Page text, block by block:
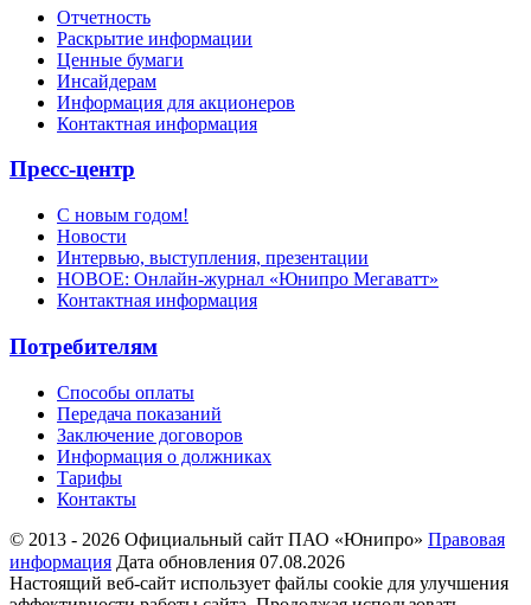
Отчетность
Раскрытие информации
Ценные бумаги
Инсайдерам
Информация для акционеров
Контактная информация
Пресс-центр
С новым годом!
Новости
Интервью, выступления, презентации
НОВОЕ: Онлайн-журнал «Юнипро Мегаватт»
Контактная информация
Потребителям
Способы оплаты
Передача показаний
Заключение договоров
Информация о должниках
Тарифы
Контакты
© 2013 - 2026 Официальный сайт ПАО «Юнипро» Правовая
информация Дата обновления 07.08.2026
Настоящий веб-сайт использует файлы cookie для улучшения